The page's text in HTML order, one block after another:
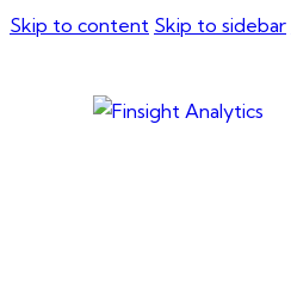
Skip to content Skip to sidebar